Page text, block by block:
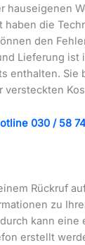
hauseigenen
haben die
den
Lieferung ist
enthalten. Sie
versteckten
030 / 58
Rückruf
zu
kann eine
erstellt